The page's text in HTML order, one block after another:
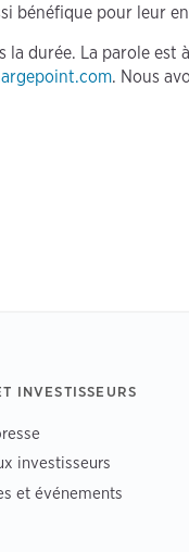
bénéfique pour leur
durée. La parole est
. Nous
INVESTISSEURS
investisseurs
et événements